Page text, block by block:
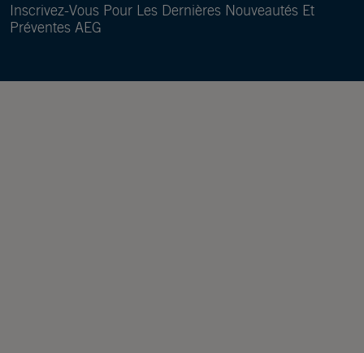
Inscrivez-Vous Pour Les Dernières Nouveautés Et
Préventes AEG